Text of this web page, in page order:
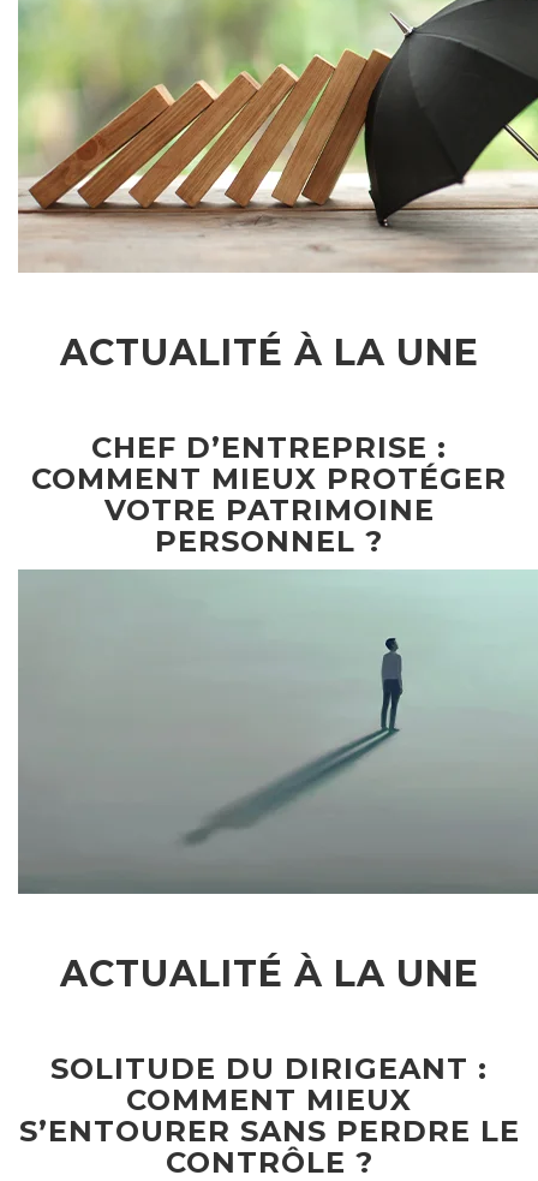
ACTUALITÉ À LA UNE
CHEF D’ENTREPRISE :
COMMENT MIEUX PROTÉGER
VOTRE PATRIMOINE
PERSONNEL ?
ACTUALITÉ À LA UNE
SOLITUDE DU DIRIGEANT :
COMMENT MIEUX
S’ENTOURER SANS PERDRE LE
CONTRÔLE ?